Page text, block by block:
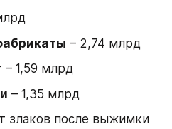
– 2,74 млрд
– 1,59 млрд
– 1,35 млрд
злаков после выжимки